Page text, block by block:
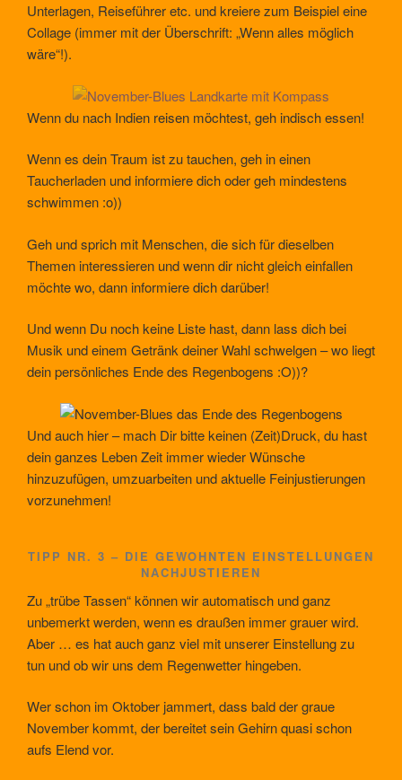
Unterlagen, Reiseführer etc. und kreiere zum Beispiel eine
Collage (immer mit der Überschrift: „Wenn alles möglich
wäre“!).
Wenn du nach Indien reisen möchtest, geh indisch essen!
Wenn es dein Traum ist zu tauchen, geh in einen
Taucherladen und informiere dich oder geh mindestens
schwimmen :o))
Geh und sprich mit Menschen, die sich für dieselben
Themen interessieren und wenn dir nicht gleich einfallen
möchte wo, dann informiere dich darüber!
Und wenn Du noch keine Liste hast, dann lass dich bei
Musik und einem Getränk deiner Wahl schwelgen – wo liegt
dein persönliches Ende des Regenbogens :O))?
Und auch hier – mach Dir bitte keinen (Zeit)Druck, du hast
dein ganzes Leben Zeit immer wieder Wünsche
hinzuzufügen, umzuarbeiten und aktuelle Feinjustierungen
vorzunehmen!
TIPP NR. 3 – DIE GEWOHNTEN EINSTELLUNGEN
NACHJUSTIEREN
Zu „trübe Tassen“ können wir automatisch und ganz
unbemerkt werden, wenn es draußen immer grauer wird.
Aber … es hat auch ganz viel mit unserer Einstellung zu
tun und ob wir uns dem Regenwetter hingeben.
Wer schon im Oktober jammert, dass bald der graue
November kommt, der bereitet sein Gehirn quasi schon
aufs Elend vor.